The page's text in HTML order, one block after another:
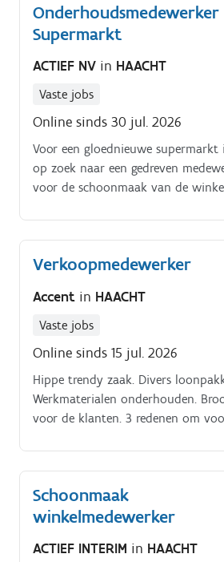
Onderhoudsmedewerker
Supermarkt
ACTIEF NV in HAACHT
Vaste jobs
Online sinds 30 jul. 2026
Voor een gloednieuwe
op zoek naar een gedreven
voor de schoonmaak van de
zodat klanten in een propere
Verder:.
Verkoopmedewerker
Accent in HAACHT
Vaste jobs
Online sinds 15 jul. 2026
Hippe trendy zaak. Divers
Werkmaterialen onderhouden.
voor de klanten. 3 redenen om
Schoonmaak
winkelmedewerker
ACTIEF INTERIM in HAACHT